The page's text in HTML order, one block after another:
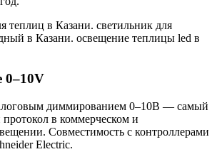
теплиц в Казани. светильник для
в Казани. освещение теплицы led в
0–10V
диммированием 0–10В — самый
в коммерческом и
Совместимость с контроллерами
Electric.